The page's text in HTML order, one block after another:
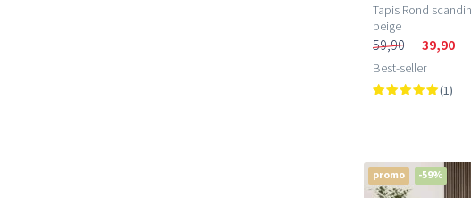
Tapis Rond
beige
59,90 39,90
Best-seller
(1)
promo -59%